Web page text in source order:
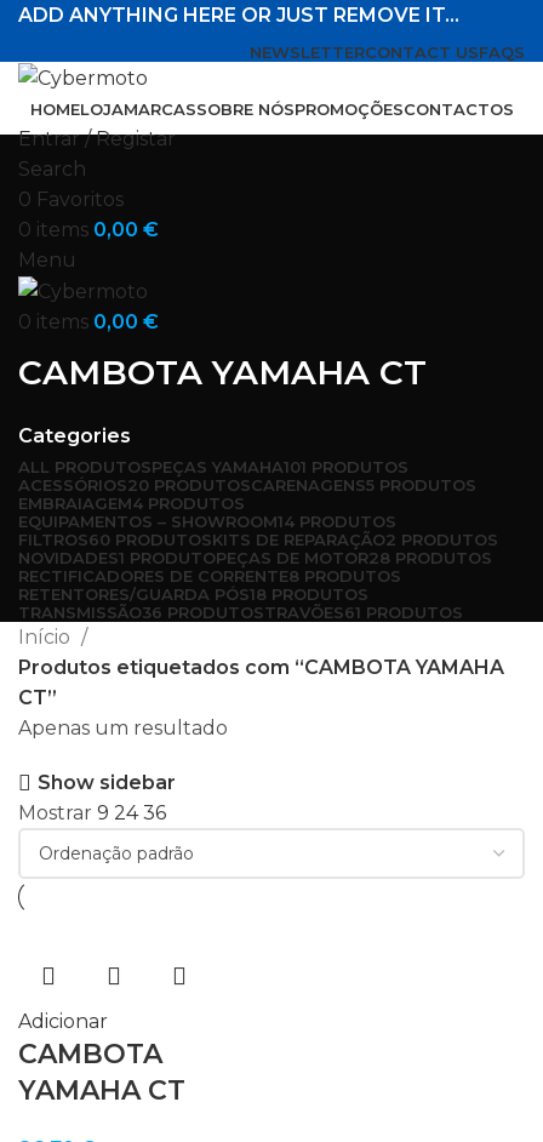
ADD ANYTHING HERE OR JUST REMOVE IT…
NEWSLETTERCONTACT USFAQS
HOMELOJAMARCASSOBRE NÓSPROMOÇÕESCONTACTOS
Entrar / Registar
Search
0 Favoritos
0 items 0,00 €
Menu
0 items 0,00 €
CAMBOTA YAMAHA CT
Categories
ALL PRODUTOSPEÇAS YAMAHA101 PRODUTOS
ACESSÓRIOS20 PRODUTOSCARENAGENS5 PRODUTOS
EMBRAIAGEM4 PRODUTOS
EQUIPAMENTOS – SHOWROOM14 PRODUTOS
FILTROS60 PRODUTOSKITS DE REPARAÇÃO2 PRODUTOS
NOVIDADES1 PRODUTOPEÇAS DE MOTOR28 PRODUTOS
RECTIFICADORES DE CORRENTE8 PRODUTOS
RETENTORES/GUARDA PÓS18 PRODUTOS
TRANSMISSÃO36 PRODUTOSTRAVÕES61 PRODUTOS
Início
Produtos etiquetados com “CAMBOTA YAMAHA
CT”
Apenas um resultado
Show sidebar
Mostrar 9 2436
Adicionar
CAMBOTA
YAMAHA CT